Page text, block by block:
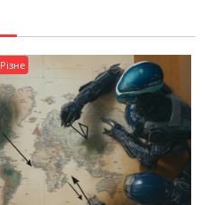
Різне